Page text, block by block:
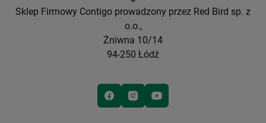
Sklep Firmowy Contigo prowadzony przez Red Bird sp. z
o.o.,
Żniwna 10/14
94-250 Łódź